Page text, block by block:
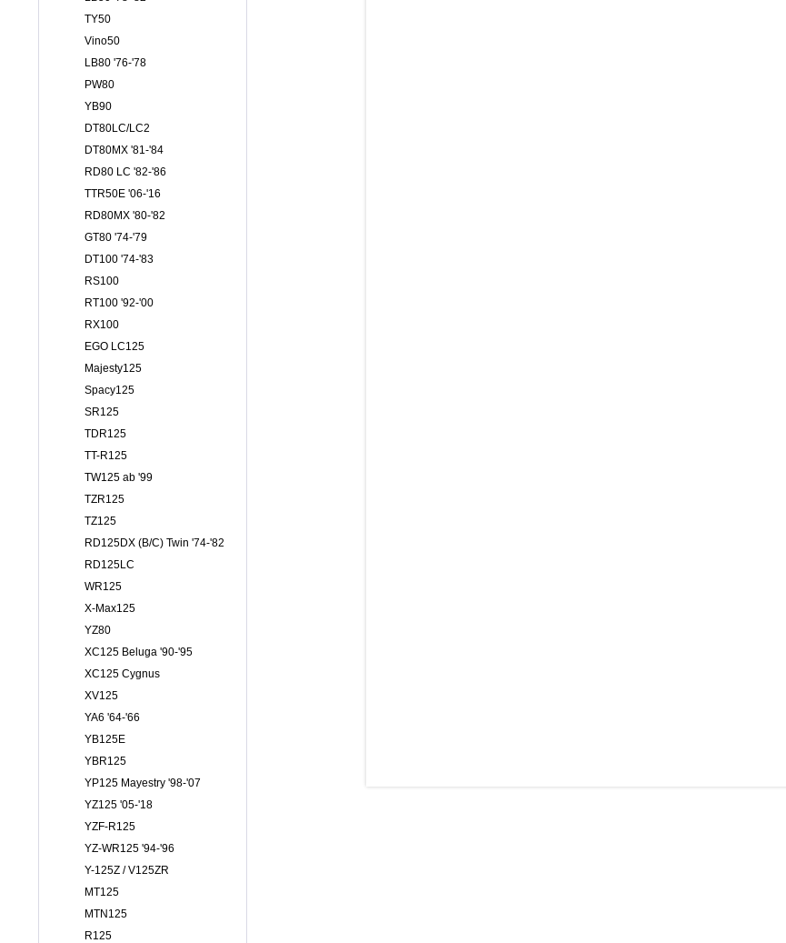
TY50
Vino50
LB80 '76-'78
PW80
YB90
DT80LC/LC2
DT80MX '81-'84
RD80 LC '82-'86
TTR50E '06-'16
RD80MX '80-'82
GT80 '74-'79
DT100 '74-'83
RS100
RT100 '92-'00
RX100
EGO LC125
Majesty125
Spacy125
SR125
TDR125
TT-R125
TW125 ab '99
TZR125
TZ125
RD125DX (B/C) Twin '74-'82
RD125LC
WR125
X-Max125
YZ80
XC125 Beluga '90-'95
XC125 Cygnus
XV125
YA6 '64-'66
YB125E
YBR125
YP125 Mayestry '98-'07
YZ125 '05-'18
YZF-R125
YZ-WR125 '94-'96
Y-125Z / V125ZR
MT125
MTN125
R125